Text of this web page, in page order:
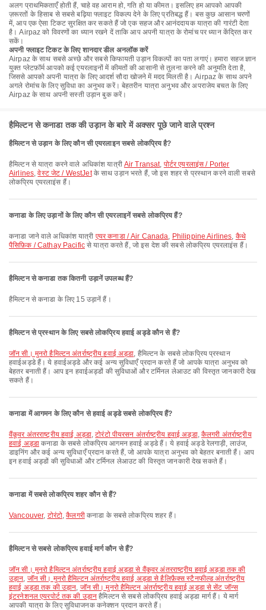
अलग प्राथमिकताएँ होती हैं, चाहे वह आराम हो, गति हो या कीमत। इसलिए हम आपको आपकी
ज़रूरतों के हिसाब से सबसे बढ़िया फ्लाइट विकल्प देने के लिए प्रतिबद्ध हैं। बस कुछ आसान चरणों
में, आप एक ऐसा टिकट सुरक्षित कर सकते हैं जो एक सहज और आनंददायक यात्रा की गारंटी देता
है। Airpaz को विवरणों का ध्यान रखने दें ताकि आप अपनी यात्रा के रोमांच पर ध्यान केंद्रित कर
सकें।
अपनी फ्लाइट टिकट के लिए शानदार डील अनलॉक करें
Airpaz के साथ सबसे अच्छे और सबसे किफायती उड़ान विकल्पों का पता लगाएं। हमारा सहज ज्ञान
युक्त प्लेटफ़ॉर्म आपको कई एयरलाइनों में कीमतों की आसानी से तुलना करने की अनुमति देता है,
जिससे आपको अपनी यात्रा के लिए आदर्श सौदा खोजने में मदद मिलती है। Airpaz के साथ अपने
अगले रोमांच के लिए सुविधा का अनुभव करें। बेहतरीन यात्रा अनुभव और अपराजेय बचत के लिए
Airpaz के साथ अपनी सस्ती उड़ान बुक करें।
हैमिल्टन से कनाडा तक की उड़ान के बारे में अक्सर पूछे जाने वाले प्रश्न
हैमिल्टन से उड़ान के लिए कौन सी एयरलाइन सबसे लोकप्रिय है?
हैमिल्टन से यात्रा करने वाले अधिकांश यात्री Air Transat, पोर्टर एयरलाइंस / Porter
Airlines,वेस्ट जेट / WestJetके साथ उड़ान भरते हैं, जो इस शहर से प्रस्थान करने वाली सबसे
लोकप्रिय एयरलाइंस हैं।
कनाडा के लिए उड़ानों के लिए कौन सी एयरलाइनें सबसे लोकप्रिय हैं?
कनाडा जाने वाले अधिकांश यात्री एयर कनाडा / Air Canada, Philippine Airlines, कैथे
पैसिफ़िक / Cathay Pacificसे यात्रा करते हैं, जो इस देश की सबसे लोकप्रिय एयरलाइंस हैं।
हैमिल्टन से कनाडा तक कितनी उड़ानें उपलब्ध हैं?
हैमिल्टन से कनाडा के लिए 15 उड़ानें हैं।
हैमिल्टन से प्रस्थान के लिए सबसे लोकप्रिय हवाई अड्डे कौन से हैं?
जॉन सी। मुनरो हैमिल्टन अंतर्राष्ट्रीय हवाई अड्डा, हैमिल्टन के सबसे लोकप्रिय प्रस्थान
हवाईअड्डे हैं। ये हवाईअड्डे और कई अन्य सुविधाएँ प्रदान करते हैं जो आपके यात्रा अनुभव को
बेहतर बनाती हैं। आप इन हवाईअड्डों की सुविधाओं और टर्मिनल लेआउट की विस्तृत जानकारी देख
सकते हैं।
कनाडा में आगमन के लिए कौन से हवाई अड्डे सबसे लोकप्रिय हैं?
वैंकूवर अंतरराष्ट्रीय हवाई अड्डा,टोरंटो पीयरसन अंतर्राष्ट्रीय हवाई अड्डा,कैलगरी अंतर्राष्ट्रीय
हवाई अड्डाकनाडा के सबसे लोकप्रिय आगमन हवाई अड्डे हैं। ये हवाई अड्डे रेलगाड़ी, लाउंज,
डाइनिंग और कई अन्य सुविधाएँ प्रदान करते हैं, जो आपके यात्रा अनुभव को बेहतर बनाती हैं। आप
इन हवाई अड्डों की सुविधाओं और टर्मिनल लेआउट की विस्तृत जानकारी देख सकते हैं।
कनाडा में सबसे लोकप्रिय शहर कौन से हैं?
Vancouver, टोरंटो,कैलगरीकनाडा के सबसे लोकप्रिय शहर हैं।
हैमिल्टन से सबसे लोकप्रिय हवाई मार्ग कौन से हैं?
जॉन सी। मुनरो हैमिल्टन अंतर्राष्ट्रीय हवाई अड्डा से वैंकूवर अंतरराष्ट्रीय हवाई अड्डा तक की
उड़ान, जॉन सी। मुनरो हैमिल्टन अंतर्राष्ट्रीय हवाई अड्डा से हैलिफ़ैक्स स्टैनफील्ड अंतर्राष्ट्रीय
हवाई अड्डा तक की उड़ान, जॉन सी। मुनरो हैमिल्टन अंतर्राष्ट्रीय हवाई अड्डा से सेंट जॉन्स
इंटरनेशनल एयरपोर्ट तक की उड़ान हैमिल्टन से सबसे लोकप्रिय हवाई अड्डा मार्ग हैं। ये मार्ग
आपकी यात्रा के लिए सुविधाजनक कनेक्शन प्रदान करते हैं।